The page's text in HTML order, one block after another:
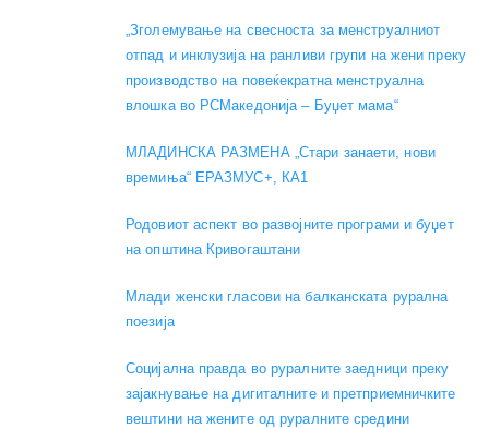
„Зголемување на свесноста за менструалниот
отпад и инклузија на ранливи групи на жени преку
производство на повеќекратна менструална
влошка во РСМакедонија – Буџет мама“
МЛАДИНСКА РАЗМЕНА „Стари занаети, нови
времиња“ ЕРАЗМУС+, КА1
Родовиот аспект во развојните програми и буџет
на општина Кривогаштани
Mлади женски гласови на балканската рурална
поезија
Социјална правда во руралните заедници преку
зајакнување на дигиталните и претприемничките
вештини на жените од руралните средини